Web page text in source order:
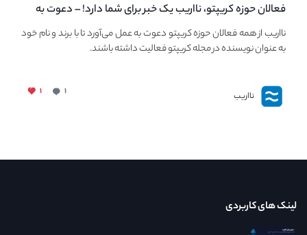
فعالان حوزه کریپتو، نااریب یک خبر برای شما دارد! – دعوت به
فعالیت در مجله کریپتو
نااریب از همه فعالان حوزه کریپتو دعوت به عمل می‌آورد تا با برند و نام خود
به عنوان نویسنده در مجله کریپتو فعالیت داشته باشند.
نااریب ۱ ۱
لینک های کاربردی